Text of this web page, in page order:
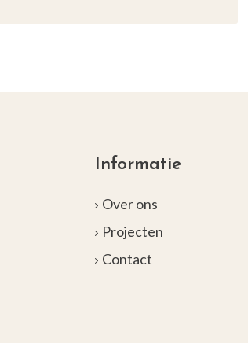
Informatie
Over ons
Projecten
Contact